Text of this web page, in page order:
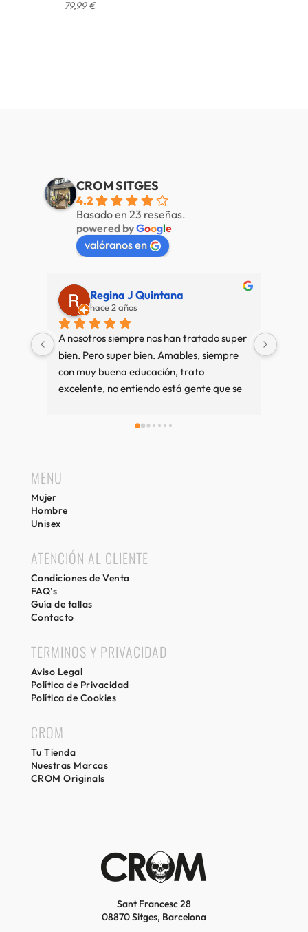
79,99€
CROM SITGES
4.2
Basado en 23 reseñas.
powered byGoogle
valóranos en
Regina J Quintana
hace 2 años
A nosotros siempre nos han tratado super
bien. Pero super bien. Amables, siempre
con muy buena educación, trato
excelente, no entiendo está gente que se
una visita imprescindible, si compramos
MENU
Mujer
Hombre
Unisex
ATENCIÓN AL CLIENTE
Condiciones de Venta
FAQ’s
Guía de tallas
Contacto
TERMINOS Y PRIVACIDAD
Aviso Legal
Política de Privacidad
Política de Cookies
CROM
Tu Tienda
Nuestras Marcas
CROM Originals
Sant Francesc 28
08870 Sitges, Barcelona